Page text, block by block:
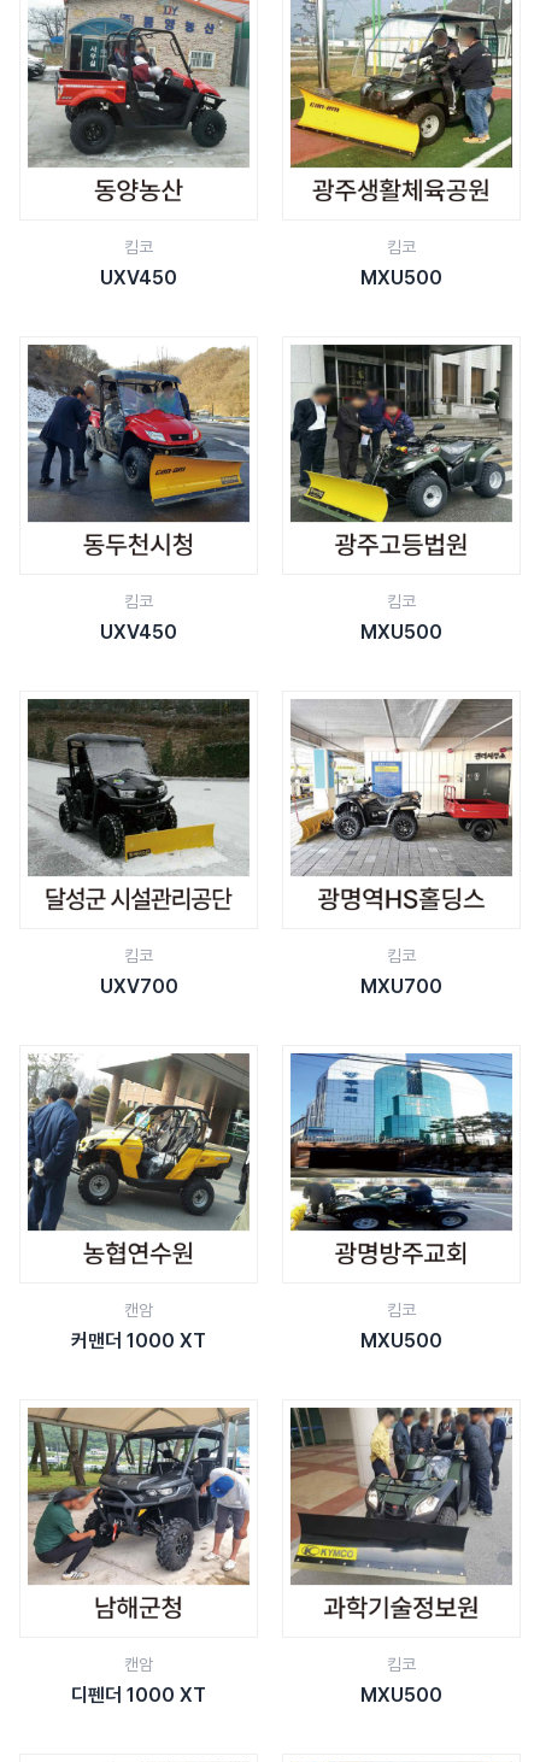
킴코
UXV450
킴코
MXU500
킴코
UXV450
킴코
MXU500
킴코
UXV700
킴코
MXU700
캔암
커맨더 1000 XT
킴코
MXU500
캔암
디펜더 1000 XT
킴코
MXU500